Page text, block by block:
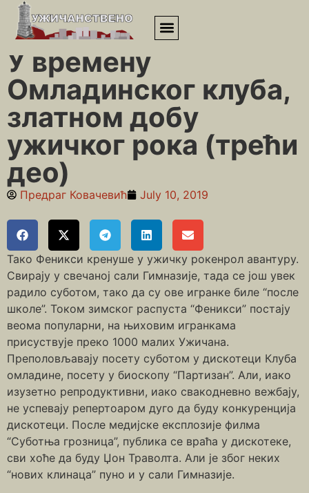
Почетна»Приповедања»У времену Омладинског клуба,
златном добу ужичког рока (трећи део)
У времену
Омладинског клуба,
златном добу
ужичког рока (трећи
део)
Предраг Ковачевић July 10, 2019
Тако Феникси кренуше у ужичку рокенрол авантуру.
Свирају у свечаној сали Гимназије, тада се још увек
радило суботом, тако да су ове игранке биле “после
школе”. Током зимског распуста “Феникси” постају
веома популарни, на њиховим игранкама
присуствује преко 1000 малих Ужичана.
Преполовљавају посету суботом у дискотеци Клуба
омладине, посету у биоскопу “Партизан”. Али, иако
изузетно репродуктивни, иако свакодневно вежбају,
не успевају репертоаром дуго да буду конкуренција
дискотеци. После медијске експлозије филма
“Суботња грозница”, публика се враћа у дискотеке,
сви хоће да буду Џон Траволта. Али је због неких
“нових клинаца” пуно и у сали Гимназије.